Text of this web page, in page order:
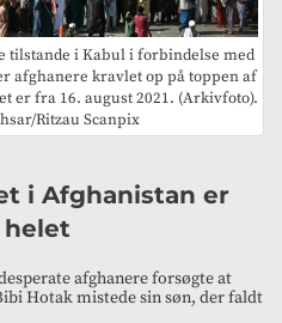
tilstande i Kabul i forbindelse med
afghanere kravlet op på toppen af
er fra 16. august 2021. (Arkivfoto).
Ritzau Scanpix
i Afghanistan er
helet
afghanere forsøgte at
Hotak mistede sin søn, der faldt